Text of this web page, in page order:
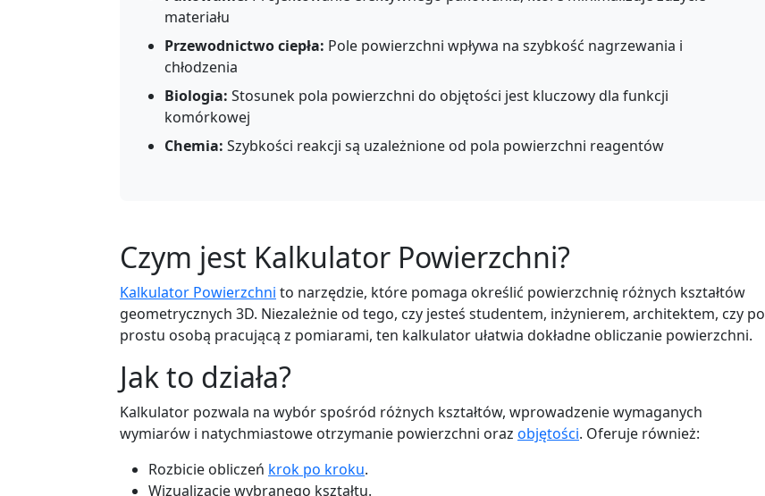
materiału
Przewodnictwo ciepła: Pole powierzchni wpływa na szybkość nagrzewania i
chłodzenia
Biologia: Stosunek pola powierzchni do objętości jest kluczowy dla funkcji
komórkowej
Chemia: Szybkości reakcji są uzależnione od pola powierzchni reagentów
Czym jest Kalkulator Powierzchni?
Kalkulator Powierzchni to narzędzie, które pomaga określić powierzchnię różnych kształtów
geometrycznych 3D. Niezależnie od tego, czy jesteś studentem, inżynierem, architektem, czy po
prostu osobą pracującą z pomiarami, ten kalkulator ułatwia dokładne obliczanie powierzchni.
Jak to działa?
Kalkulator pozwala na wybór spośród różnych kształtów, wprowadzenie wymaganych
wymiarów i natychmiastowe otrzymanie powierzchni oraz objętości. Oferuje również:
Rozbicie obliczeń krok po kroku.
Wizualizację wybranego kształtu.